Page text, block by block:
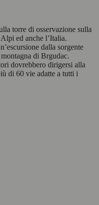
torre di osservazione sulla
ed anche l’Italia.
dalla sorgente
di Brgudac.
dovrebbero dirigersi alla
di 60 vie adatte a tutti i